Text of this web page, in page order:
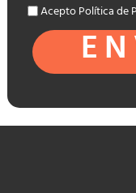
Acepto Política de